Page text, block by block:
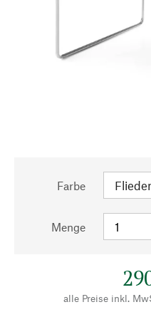
Farbe
Menge
alle Preise inkl.